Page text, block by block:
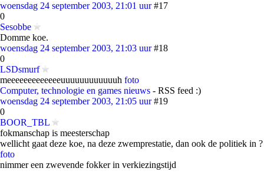
woensdag 24 september 2003, 21:01 uur #17
0
Sesobbe
Domme koe.
woensdag 24 september 2003, 21:03 uur #18
0
LSDsmurf
meeeeeeeeeeeeeuuuuuuuuuuuuh foto
Computer, technologie en games nieuws - RSS feed :)
woensdag 24 september 2003, 21:05 uur #19
0
BOOR_TBL
fokmanschap is meesterschap
wellicht gaat deze koe, na deze zwemprestatie, dan ook de politiek in ?
foto
nimmer een zwevende fokker in verkiezingstijd